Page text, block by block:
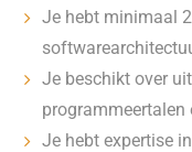
Je hebt minimaal
Je beschikt over
Je hebt expertise